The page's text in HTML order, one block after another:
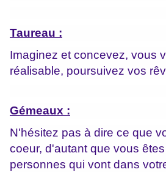
Taureau :
Imaginez et concevez, vous
réalisable, poursuivez vos
Gémeaux :
N'hésitez pas à dire ce que
coeur, d'autant que vous
personnes qui vont dans